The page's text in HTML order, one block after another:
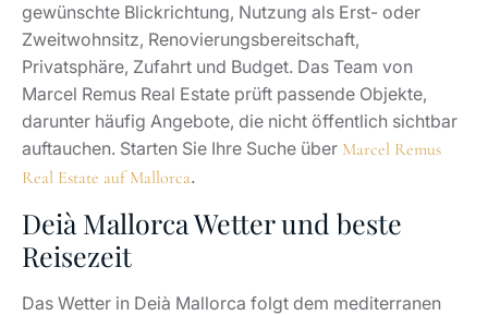
und Herbst bringen ideale Bedingungen für
Besichtigungen, Wanderungen und lange
Restauranttage. Der Sommer liefert die stärksten
Farben, verlangt jedoch frühe Planung. Der Winter
zeigt die leise Seite des Dorfes.
Februar oder November zeigt Deià Mallorca, wie sich
Alltag anfühlt, wenn Tagesgäste fehlen und das Dorf
seinen Puls senkt. Wer ganzjährig leben möchte, prüft
genau diese Monate. Unser Klimabeitrag
Mallorcaliefert ergänzende Orientierung.